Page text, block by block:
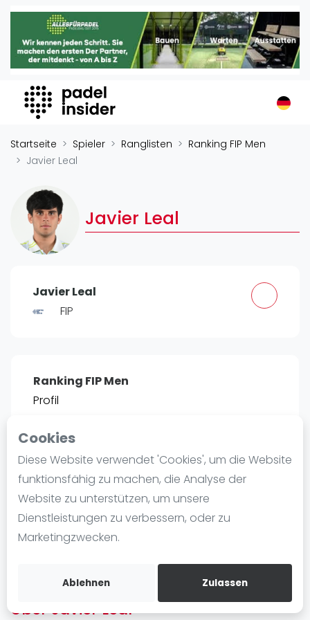
Cookies
Diese Website verwendet 'Cookies', um die Website
funktionsfähig zu machen, die Analyse der
Website zu unterstützen, um unsere
Dienstleistungen zu verbessern, oder zu
Marketingzwecken.
Ablehnen Zulassen
Padel Insider
Home
Organisationen
Buchungssysteme
Padel-Shops
Padel-Marken
Verschiedenes
Veranstaltungen
Turniere
Playtomic
Frauen
FIP Männer
Blog
Die Geschichte von Padel
Regeln und Punktzählung
Padel Schläge
Video
Startseite Spieler Ranglisten
Ranking FIP Men
Javier Leal
Javier Leal
Javier Leal
FIP
Ranking FIP Men
Profil
POSITIE
#18 3.210
Bist du
Kostenloses Konto erstellen
Über Javier Leal